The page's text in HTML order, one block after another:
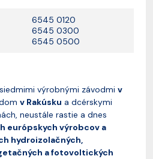
6545 0120
6545 0300
6545 0500
výrobnými závodmi v
v Rakúsku a dcérskymi
neustále rastie a dnes
európskych výrobcov a
hydroizolačných,
a fotovoltických